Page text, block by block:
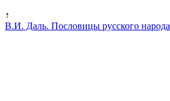
↑
В.И. Даль. Пословицы русского народа